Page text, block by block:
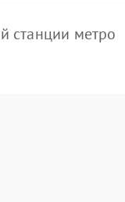
станции метро